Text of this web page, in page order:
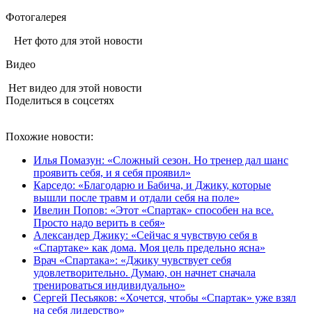
Фотогалерея
Нет фото для этой новости
Видео
Нет видео для этой новости
Поделиться в соцсетях
Похожие новости:
Илья Помазун: «Сложный сезон. Но тренер дал шанс
проявить себя, и я себя проявил»
Карседо: «Благодарю и Бабича, и Джику, которые
вышли после травм и отдали себя на поле»
Ивелин Попов: «Этот «Спартак» способен на все.
Просто надо верить в себя»
Александер Джику: «Сейчас я чувствую себя в
«Спартаке» как дома. Моя цель предельно ясна»
Врач «Спартака»: «Джику чувствует себя
удовлетворительно. Думаю, он начнет сначала
тренироваться индивидуально»
Сергей Песьяков: «Хочется, чтобы «Спартак» уже взял
на себя лидерство»